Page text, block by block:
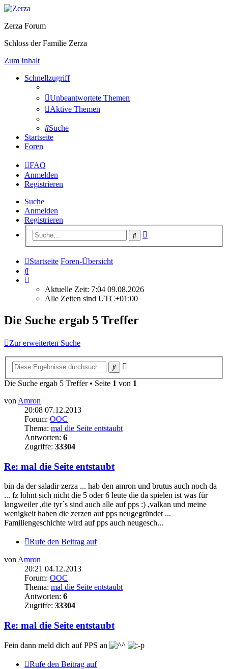
Zerza Forum
Schloss der Familie Zerza
Zum Inhalt
Schnellzugriff
Unbeantwortete Themen
Aktive Themen
Suche
Startseite
Foren
FAQ
Anmelden
Registrieren
Suche
Anmelden
Registrieren
Suche
Startseite Foren-Übersicht
Suche
Aktuelle Zeit: 7:04 09.08.2026
Alle Zeiten sind UTC+01:00
Die Suche ergab 5 Treffer
Zur erweiterten Suche
Suche
Die Suche ergab 5 Treffer • Seite 1 von 1
von Amron
20:08 07.12.2013
Forum: OOC
Thema: mal die Seite entstaubt
Antworten: 6
Zugriffe: 33304
Re: mal die Seite entstaubt
bin da der saladir zerza ... hab den amron und brutus auch noch da
... fz lohnt sich nicht die 5 oder 6 leute die da spielen ist was für
langweiler ,die tyr´s sind auch alle auf pps :) ,valkan und meine
wenigkeit haben die zerzen auf pps neugegründet ...
Familiengeschichte wird auf pps auch neugesch...
Rufe den Beitrag auf
vonAmron
20:21 04.12.2013
Forum: OOC
Thema: mal die Seite entstaubt
Antworten: 6
Zugriffe: 33304
Re: mal die Seite entstaubt
Fein dann meld dich auf PPS an
Rufe den Beitrag auf